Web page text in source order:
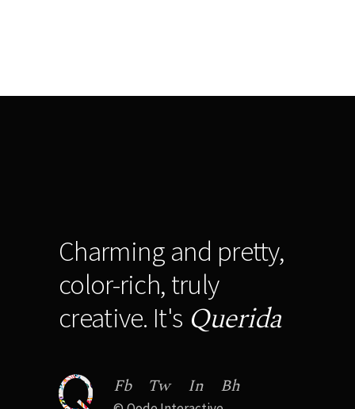
Charming and pretty,
color-rich, truly
creative. It's Querida
Fb Tw In Bh